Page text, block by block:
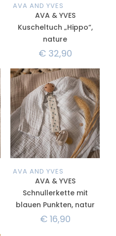
AVA AND YVES
AVA & YVES
Kuscheltuch „Hippo“,
nature
€32,90
AVA AND YVES
AVA & YVES
Schnullerkette mit
blauen Punkten, natur
€16,90